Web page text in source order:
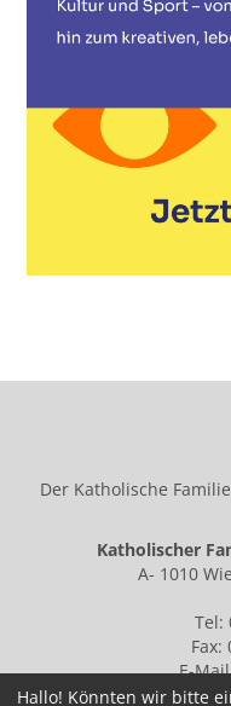
Der Katholische
Katholischer
A- 1010
Tel:
Fax:
E-
Hallo! Könnten wir bitte